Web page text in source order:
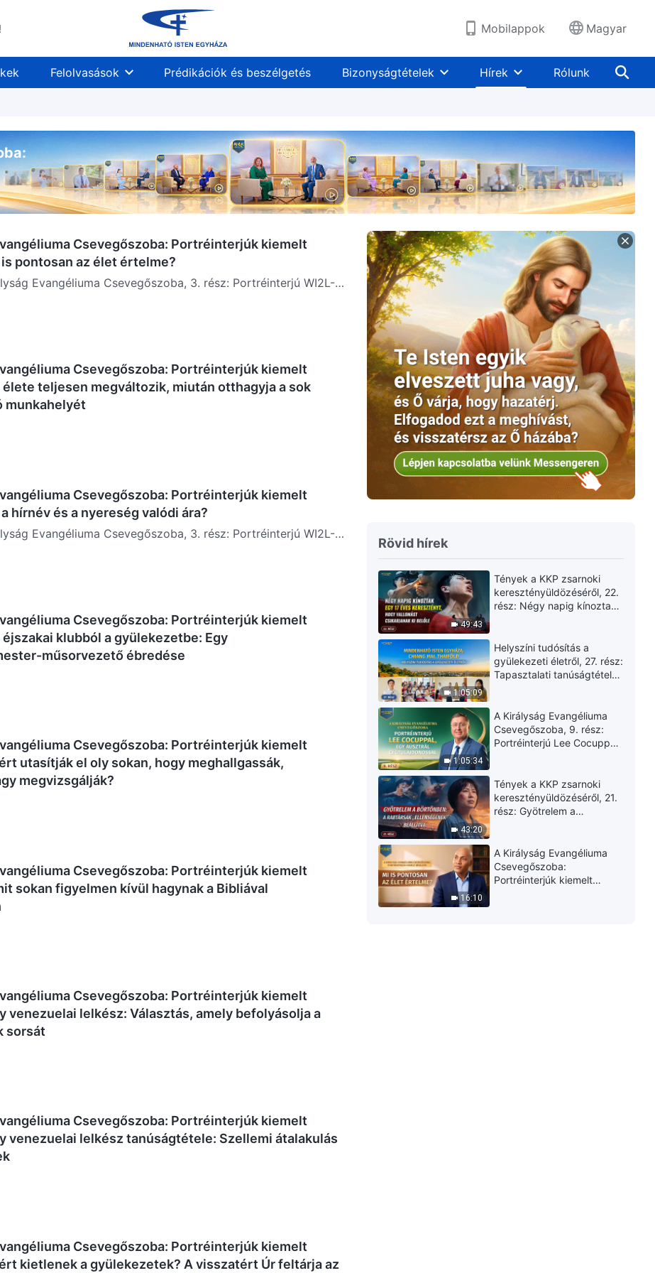
Mobilappok Magyar
Felolvasások Prédikációk és beszélgetés Bizonyságtételek Hírek Rólunk
Csevegőszoba: Portréinterjúk kiemelt
pontosan az élet értelme?
Evangéliuma Csevegőszoba, 3. rész: Portréinterjú WI2L-
Csevegőszoba: Portréinterjúk kiemelt
teljesen megváltozik, miután otthagyja a sok
munkahelyét
Csevegőszoba: Portréinterjúk kiemelt
hírnév és a nyereség valódi ára?
Evangéliuma Csevegőszoba, 3. rész: Portréinterjú WI2L-
Csevegőszoba: Portréinterjúk kiemelt
klubból a gyülekezetbe: Egy
műsorvezető ébredése
Csevegőszoba: Portréinterjúk kiemelt
utasítják el oly sokan, hogy meghallgassák,
megvizsgálják?
Csevegőszoba: Portréinterjúk kiemelt
sokan figyelmen kívül hagynak a Bibliával
Csevegőszoba: Portréinterjúk kiemelt
venezuelai lelkész: Választás, amely befolyásolja a
sorsát
Csevegőszoba: Portréinterjúk kiemelt
venezuelai lelkész tanúságtétele: Szellemi átalakulás
Csevegőszoba: Portréinterjúk kiemelt
kietlenek a gyülekezetek? A visszatért Úr feltárja az
Rövid hírek
49:43
Tények a KKP zsarnoki
keresztényüldözéséről, 22.
rész: Négy napig kínoztak
ki belőle
1:05:09
Helyszíni tudósítás a
gyülekezeti életről, 27. rész:
Tapasztalati tanúságtételek
Ecuadorból: A bűntől való
megtisztulás útjának
megtalálása
1:05:34
A Királyság Evangéliuma
Csevegőszoba, 9. rész:
Portréinterjú Lee Cocuppal,
43:20
Tények a KKP zsarnoki
keresztényüldözéséről, 21.
rész: Gyötrelem a
16:10
A Királyság Evangéliuma
Csevegőszoba:
Portréinterjúk kiemelt